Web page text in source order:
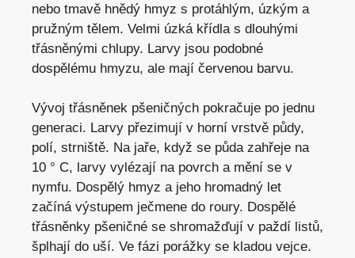
nebo tmavě hnědý hmyz s protáhlým, úzkým a
pružným tělem. Velmi úzká křídla s dlouhými
třásněnými chlupy. Larvy jsou podobné
dospělému hmyzu, ale mají červenou barvu.
Vývoj třásněnek pšeničných pokračuje po jednu
generaci. Larvy přezimují v horní vrstvě půdy,
polí, strniště. Na jaře, když se půda zahřeje na
10 ° C, larvy vylézají na povrch a mění se v
nymfu. Dospělý hmyz a jeho hromadný let
začíná výstupem ječmene do roury. Dospělé
třásněnky pšeničné se shromažďují v paždí listů,
šplhají do uší. Ve fázi porážky se kladou vejce.